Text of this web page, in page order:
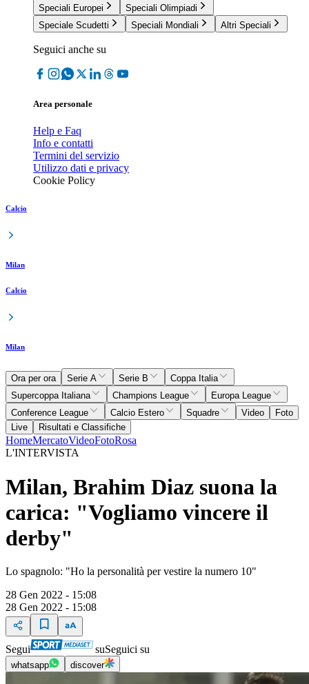
Speciali Europei
Speciali Olimpiadi
Speciale Scudetti
Speciali Mondiali Altri Speciali
Seguici anche su
Area personale
Help e Faq
Info e contatti
Termini del servizio
Utilizzo dati e privacy
Cookie Policy
Calcio
Milan
Calcio
Milan
Ora per ora Serie A Serie B
Coppa Italia
Supercoppa Italiana
Champions League
Europa League
Conference League
Calcio Estero Squadre Video
Foto
Live
Risultati e Classifiche
HomeMercatoVideoFotoRosa
L'INTERVISTA
Milan, Brahim Diaz suona la
carica: "Vogliamo vincere il
derby"
Lo spagnolo: "Ho la personalità per vestire la numero 10"
28 Gen 2022 - 15:08
28 Gen 2022 - 15:08
Segui suSeguici su
whatsapp discover